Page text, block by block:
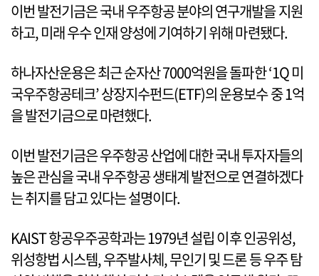
이번 발전기금은 국내 우주항공 분야의 연구개발을 지원
하고, 미래 우수 인재 양성에 기여하기 위해 마련됐다.
하나자산운용은 최근 순자산 7000억원을 돌파한 ‘1Q 미
국우주항공테크’ 상장지수펀드(ETF)의 운용보수 중 1억
을 발전기금으로 마련했다.
이번 발전기금은 우주항공 산업에 대한 국내 투자자들의
높은 관심을 국내 우주항공 생태계 발전으로 연결하겠다
는 취지를 담고 있다는 설명이다.
KAIST 항공우주공학과는 1979년 설립 이후 인공위성,
위성항법 시스템, 우주발사체, 무인기 및 드론 등 우주 탐